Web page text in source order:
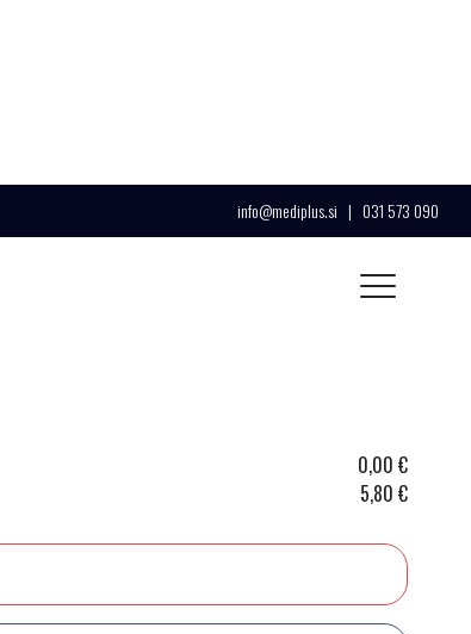
info@mediplus.si | 031 573 090
0,00 €
5,80 €